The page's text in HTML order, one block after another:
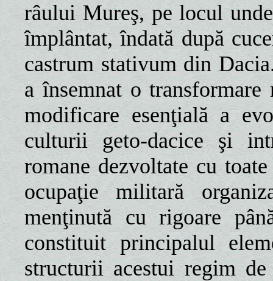
râului Mureş, pe locul
împlântat, îndată după
castrum stativum din
a însemnat o
modificare esenţială a
culturii geto-dacice şi
romane dezvoltate cu
ocupaţie militară
menţinută cu rigoare
constituit principalul
structurii acestui regim